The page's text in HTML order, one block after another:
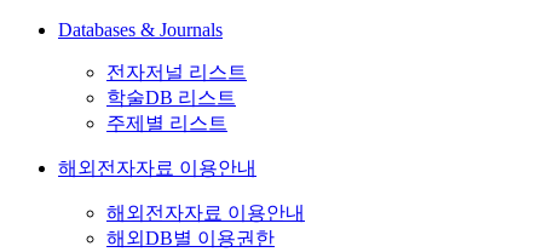
Databases & Journals
전자저널 리스트
학술DB 리스트
주제별 리스트
해외전자자료 이용안내
해외전자자료 이용안내
해외DB별 이용권한